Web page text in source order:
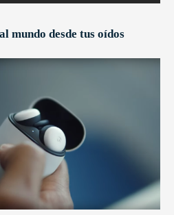
mundo desde tus oídos